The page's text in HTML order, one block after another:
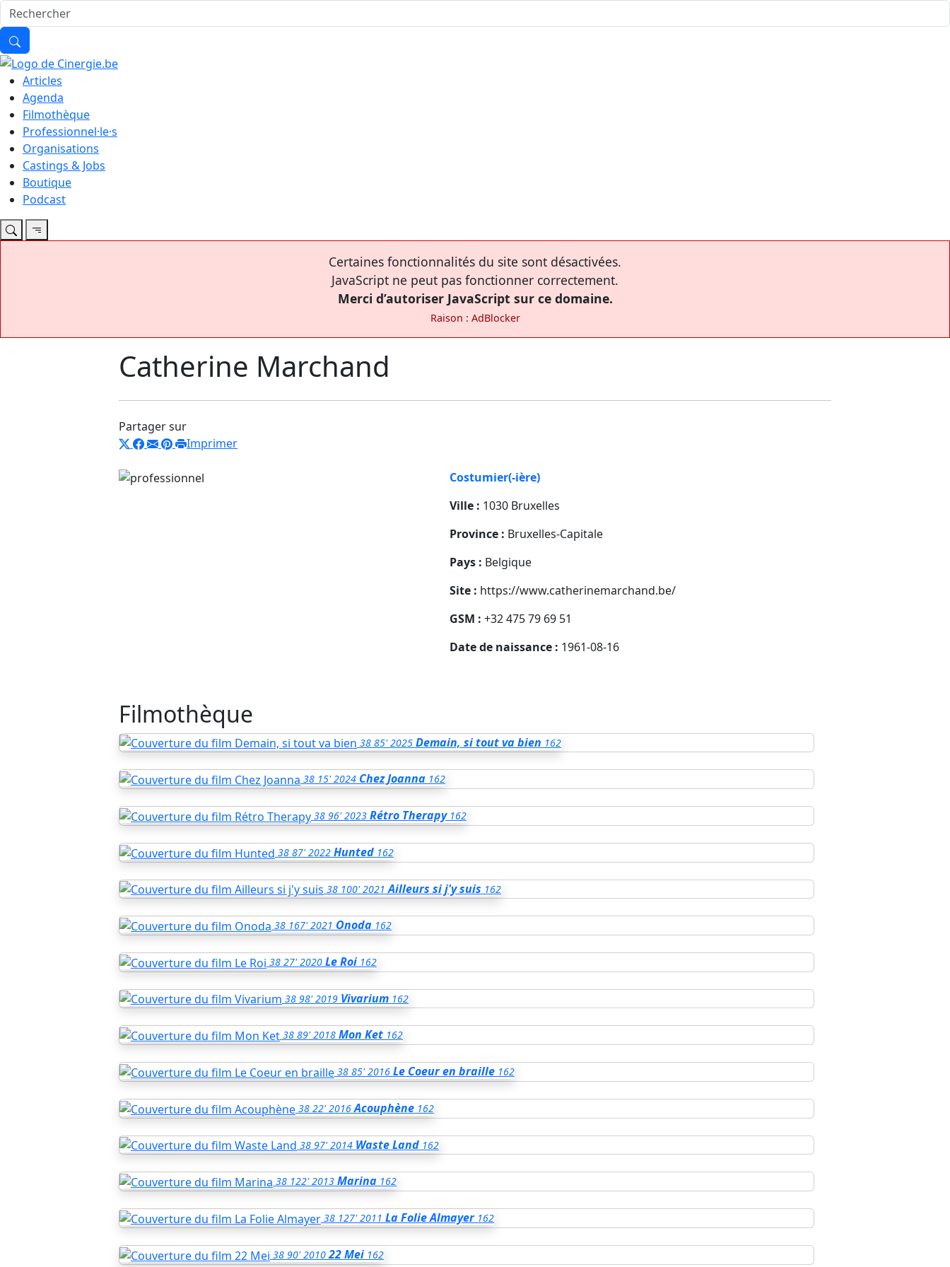
Articles
Agenda
Filmothèque
Professionnel·le·s
Organisations
Castings & Jobs
Boutique
Podcast
Certaines fonctionnalités du site sont désactivées.
JavaScript ne peut pas fonctionner correctement.
Merci d’autoriser JavaScript sur ce domaine.
Raison : AdBlocker
Catherine Marchand
Partager sur
Imprimer
Costumier(-ière)
Ville : 1030 Bruxelles
Province : Bruxelles-Capitale
Pays : Belgique
Site : https://www.catherinemarchand.be/
GSM : +32 475 79 69 51
Date de naissance : 1961-08-16
Filmothèque
38 85' 2025 Demain, si tout va bien 162
38 15' 2024 Chez Joanna 162
38 96' 2023 Rétro Therapy 162
38 87' 2022 Hunted 162
38 100' 2021 Ailleurs si j'y suis 162
38 167' 2021 Onoda 162
38 27' 2020 Le Roi 162
38 98' 2019 Vivarium 162
38 89' 2018 Mon Ket 162
38 85' 2016 Le Coeur en braille 162
38 22' 2016 Acouphène 162
38 97' 2014 Waste Land 162
38 122' 2013 Marina 162
38 127' 2011 La Folie Almayer 162
38 90' 2010 22 Mei 162